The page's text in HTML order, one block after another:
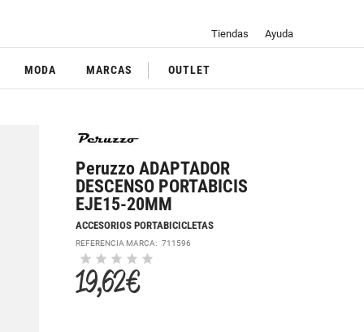
Tiendas Ayuda
MODA MARCAS OUTLET
Peruzzo ADAPTADOR
DESCENSO PORTABICIS
EJE15-20MM
ACCESORIOS PORTABICICLETAS
REFERENCIA MARCA:711596
19,62 €